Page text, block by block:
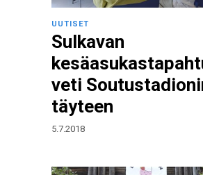
UUTISET
Sulkavan
veti
täyteen
5.7.2018